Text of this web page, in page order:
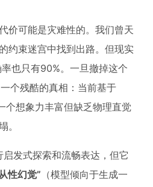
价可能是灾难性的。我们曾天
约束迷宫中找到出路。但现实
也只有90%。一旦撤掉这个
个残酷的真相：当前基于
个想象力丰富但缺乏物理直觉
。
发式探索和流畅表达，但它
性幻觉” （模型倾向于生成一